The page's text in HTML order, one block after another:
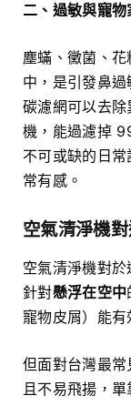
二、過敏與寵物
塵蟎、黴菌、
中，是引發鼻
碳濾網可以去
機，能過濾掉
不可或缺的日
常有感。
空氣清淨機
空氣清淨機對
針對懸浮在空中
寵物皮屑）能有
但面對台灣最常
且不易飛揚，